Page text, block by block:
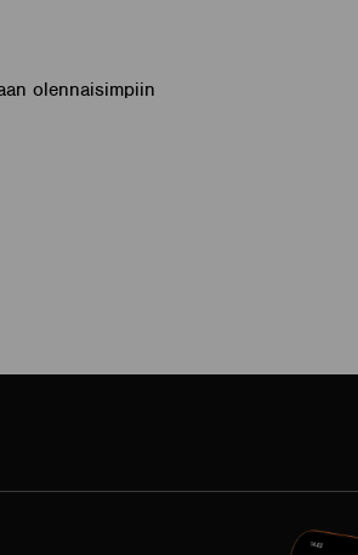
olennaisimpiin